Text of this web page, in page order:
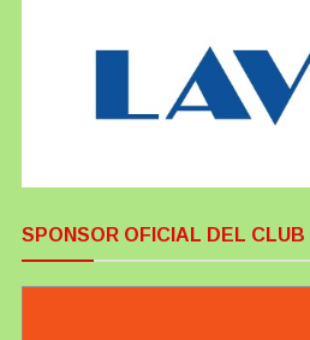
SPONSOR OFICIAL DEL CLUB